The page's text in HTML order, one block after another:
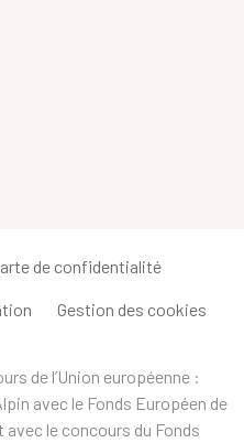
de confidentialité
Gestion des cookies
de l’Union européenne :
avec le Fonds Européen de
le concours du Fonds